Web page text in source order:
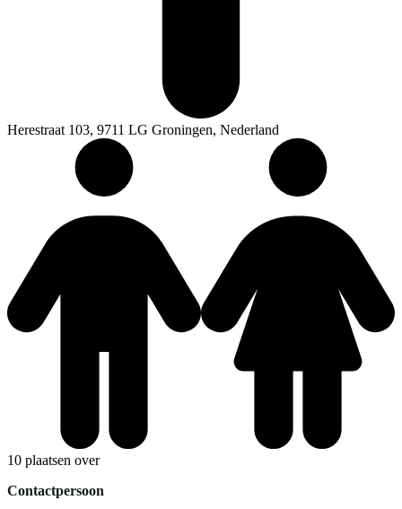
Herestraat 103, 9711 LG Groningen, Nederland
10 plaatsen over
Contactpersoon